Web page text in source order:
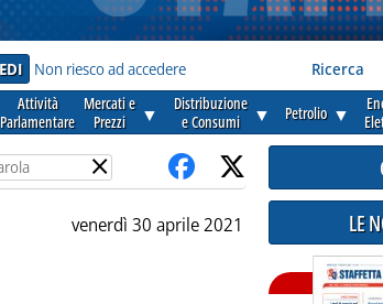
Non riesco ad accedere Ricerca
Attività
Parlamentare
Mercati e
Prezzi
▼
Distribuzione
e Consumi
▼ Petrolio ▼
×
venerdì 30 aprile 2021
LE